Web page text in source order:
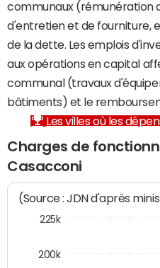
communaux (rémunération
d'entretien et de fourniture,
de la dette. Les emplois
aux opérations en capital
communal (travaux
bâtiments) et le
Les villes où les
Charges de
Casacconi
(Source : JDN d'après
200k
225k